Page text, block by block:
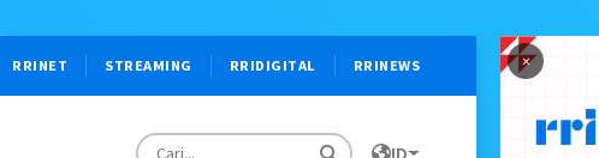
×
RRINET STREAMING RRIDIGITAL RRINEWS
ID